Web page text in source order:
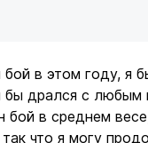
в этом году, я
бы дрался с любым
бой в среднем
что я могу